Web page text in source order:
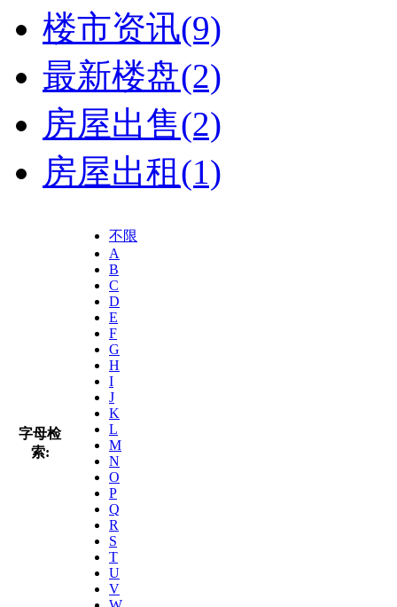
楼市资讯(9)
最新楼盘(2)
房屋出售(2)
房屋出租(1)
字母检
索:
不限
A
B
C
D
E
F
G
H
I
J
K
L
M
N
O
P
Q
R
S
T
U
V